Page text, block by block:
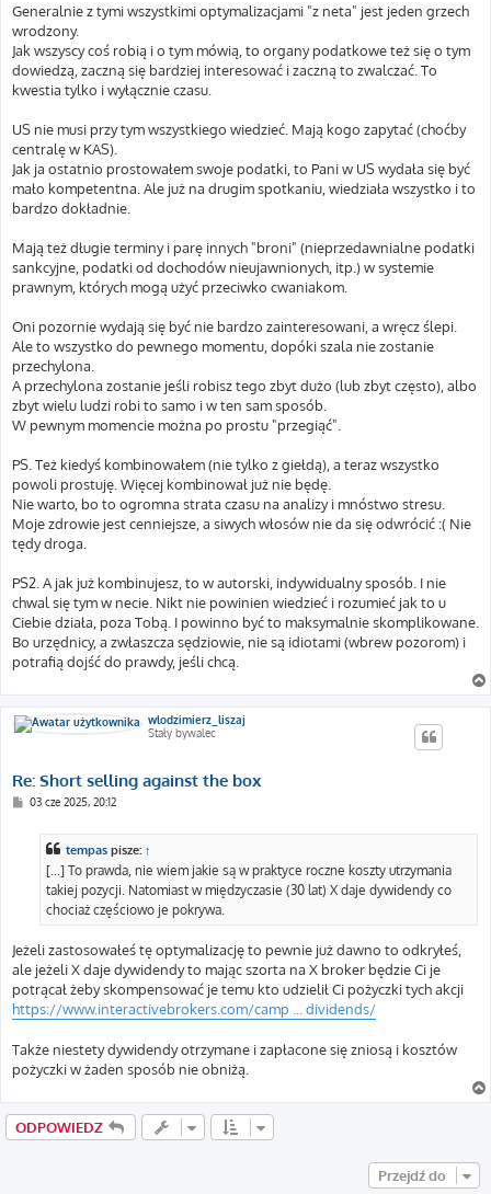
Generalnie z tymi wszystkimi optymalizacjami "z neta" jest jeden grzech
wrodzony.
Jak wszyscy coś robią i o tym mówią, to organy podatkowe też się o tym
dowiedzą, zaczną się bardziej interesować i zaczną to zwalczać. To
kwestia tylko i wyłącznie czasu.
US nie musi przy tym wszystkiego wiedzieć. Mają kogo zapytać (choćby
centralę w KAS).
Jak ja ostatnio prostowałem swoje podatki, to Pani w US wydała się być
mało kompetentna. Ale już na drugim spotkaniu, wiedziała wszystko i to
bardzo dokładnie.
Mają też długie terminy i parę innych "broni" (nieprzedawnialne podatki
sankcyjne, podatki od dochodów nieujawnionych, itp.) w systemie
prawnym, których mogą użyć przeciwko cwaniakom.
Oni pozornie wydają się być nie bardzo zainteresowani, a wręcz ślepi.
Ale to wszystko do pewnego momentu, dopóki szala nie zostanie
przechylona.
A przechylona zostanie jeśli robisz tego zbyt dużo (lub zbyt często), albo
zbyt wielu ludzi robi to samo i w ten sam sposób.
W pewnym momencie można po prostu "przegiąć".
PS. Też kiedyś kombinowałem (nie tylko z giełdą), a teraz wszystko
powoli prostuję. Więcej kombinował już nie będę.
Nie warto, bo to ogromna strata czasu na analizy i mnóstwo stresu.
Moje zdrowie jest cenniejsze, a siwych włosów nie da się odwrócić :( Nie
tędy droga.
PS2. A jak już kombinujesz, to w autorski, indywidualny sposób. I nie
chwal się tym w necie. Nikt nie powinien wiedzieć i rozumieć jak to u
Ciebie działa, poza Tobą. I powinno być to maksymalnie skomplikowane.
Bo urzędnicy, a zwłaszcza sędziowie, nie są idiotami (wbrew pozorom) i
potrafią dojść do prawdy, jeśli chcą.
wlodzimierz_liszaj
Stały bywalec
Re: Short selling against the box
P03 cze 2025, 20:12
tempas pisze: ↑
[...] To prawda, nie wiem jakie są w praktyce roczne koszty utrzymania
takiej pozycji. Natomiast w międzyczasie (30 lat) X daje dywidendy co
chociaż częściowo je pokrywa.
Jeżeli zastosowałeś tę optymalizację to pewnie już dawno to odkryłeś,
ale jeżeli X daje dywidendy to mając szorta na X broker będzie Ci je
potrącał żeby skompensować je temu kto udzielił Ci pożyczki tych akcji
https://www.interactivebrokers.com/camp ... dividends/
Także niestety dywidendy otrzymane i zapłacone się zniosą i kosztów
pożyczki w żaden sposób nie obniżą.
ODPOWIEDZ
Przejdź do